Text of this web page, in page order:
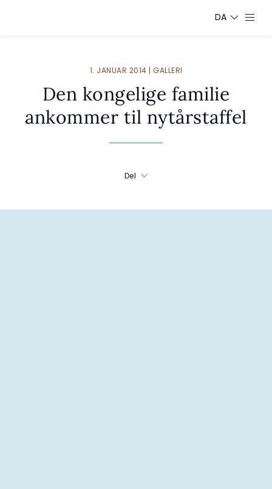
DA
1. JANUAR 2014 | GALLERI
Den kongelige familie
ankommer til nytårstaffel
Del